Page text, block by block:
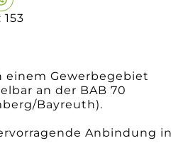
: 153
einem Gewerbegebiet
an der BAB 70
Bayreuth).
Anbindung in